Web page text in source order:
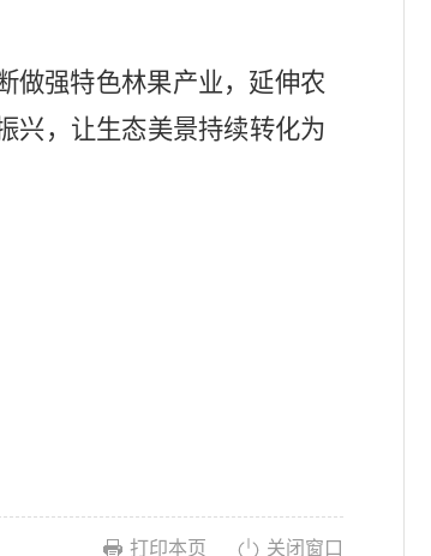
做强特色林果产业，延伸农
兴，让生态美景持续转化为
打印本页 关闭窗口